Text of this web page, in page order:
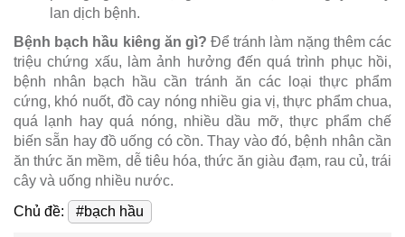
lan dịch bệnh.
Bệnh bạch hầu kiêng ăn gì? Để tránh làm nặng thêm các
triệu chứng xấu, làm ảnh hưởng đến quá trình phục hồi,
bệnh nhân bạch hầu cần tránh ăn các loại thực phẩm
cứng, khó nuốt, đồ cay nóng nhiều gia vị, thực phẩm chua,
quá lạnh hay quá nóng, nhiều dầu mỡ, thực phẩm chế
biến sẵn hay đồ uống có cồn. Thay vào đó, bệnh nhân cần
ăn thức ăn mềm, dễ tiêu hóa, thức ăn giàu đạm, rau củ, trái
cây và uống nhiều nước.
Chủ đề:
#bạch hầu